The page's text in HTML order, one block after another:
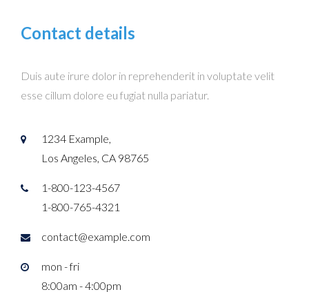
Contact details
Duis aute irure dolor in reprehenderit in voluptate velit
esse cillum dolore eu fugiat nulla pariatur.
1234 Example,
Los Angeles, CA 98765
1-800-123-4567
1-800-765-4321
contact@example.com
mon - fri
8:00am - 4:00pm